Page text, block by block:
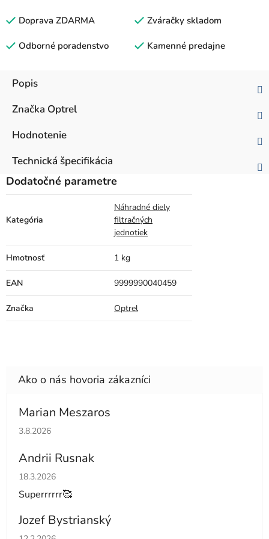
Doprava ZDARMA Zváračky skladom
Odborné poradenstvo Kamenné predajne
Popis
Značka Optrel
Hodnotenie
Technická špecifikácia
Dodatočné parametre
Kategória
Náhradné diely
filtračných
jednotiek
Hmotnosť 1 kg
EAN 9999990040459
Značka Optrel
Marian Meszaros
Hodnotenie obchodu je 5 z 5 hviezdičiek.
3.8.2026
Andrii Rusnak
Hodnotenie obchodu je 5 z 5 hviezdičiek.
18.3.2026
Superrrrrr🥰
Jozef Bystrianský
Hodnotenie obchodu je 5 z 5 hviezdičiek.